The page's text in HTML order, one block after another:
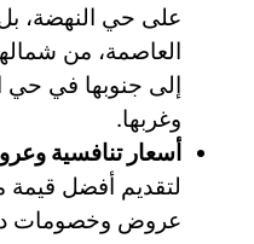
على حي النهضة،
العاصمة، من
إلى جنوبها في حي
وغربها.
أسعار تنافسية
لتقديم أفضل قيمة
عروض وخصومات